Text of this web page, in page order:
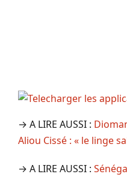
→ A LIRE AUSSI :
Aliou Cissé : « le linge
→ A LIRE AUSSI :